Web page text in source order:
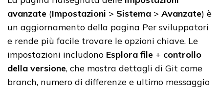
avanzate (Impostazioni > Sistema > Avanzate) è
un aggiornamento della pagina Per sviluppatori
e rende più facile trovare le opzioni chiave. Le
impostazioni includono Esplora file + controllo
della versione, che mostra dettagli di Git come
branch, numero di differenze e ultimo messaggio